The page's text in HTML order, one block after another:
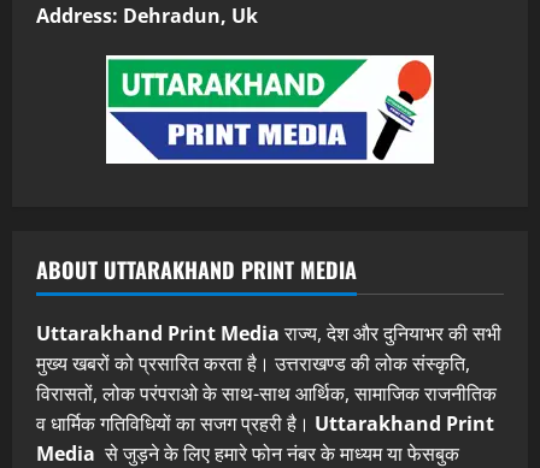
Address: Dehradun, Uk
ABOUT UTTARAKHAND PRINT MEDIA
Uttarakhand Print Mediaराज्य, देश और दुनियाभर की सभी
मुख्य खबरों को प्रसारित करता है। उत्तराखण्ड की लोक संस्कृति,
विरासतों, लोक परंपराओ के साथ-साथ आर्थिक, सामाजिक राजनीतिक
व धार्मिक गतिविधियों का सजग प्रहरी है। Uttarakhand Print
Media से जुड़ने के लिए हमारे फोन नंबर के माध्यम या फेसबुक